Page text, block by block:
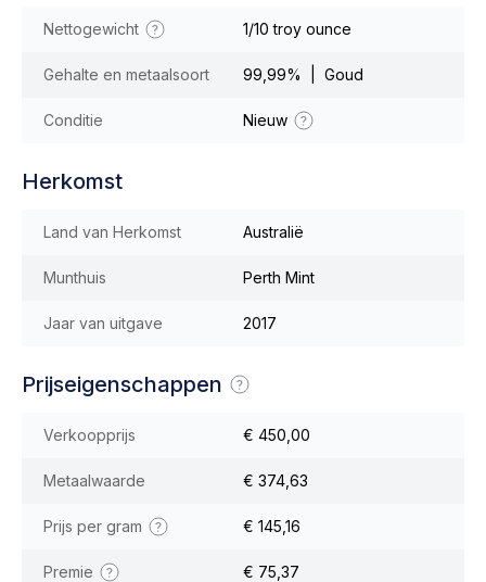
Nettogewicht 1/10 troy ounce
Gehalte en metaalsoort 99,99% | Goud
Conditie Nieuw
Herkomst
Land van Herkomst Australië
Munthuis Perth Mint
Jaar van uitgave 2017
Prijseigenschappen
Verkoopprijs € 450,00
Metaalwaarde € 374,63
Prijs per gram € 145,16
Premie € 75,37